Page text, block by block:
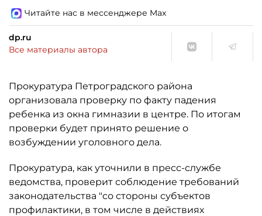
Читайте нас в мессенджере Max
dp.ru
Все материалы автора
Прокуратура Петроградского района
организовала проверку по факту падения
ребенка из окна гимназии в центре. По итогам
проверки будет принято решение о
возбуждении уголовного дела.
Прокуратура, как уточнили в пресс-службе
ведомства, проверит соблюдение требований
законодательства "со стороны субъектов
профилактики, в том числе в действиях